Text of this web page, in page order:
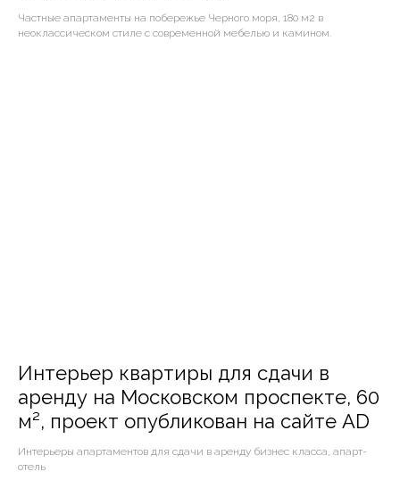
Частные апартаменты на побережье Черного моря, 180 м2 в
неоклассическом стиле с современной мебелью и камином.
Интерьер квартиры для сдачи в
аренду на Московском проспекте, 60
м², проект опубликован на сайте AD
Интерьеры апартаментов для сдачи в аренду бизнес класса, апарт-
отель